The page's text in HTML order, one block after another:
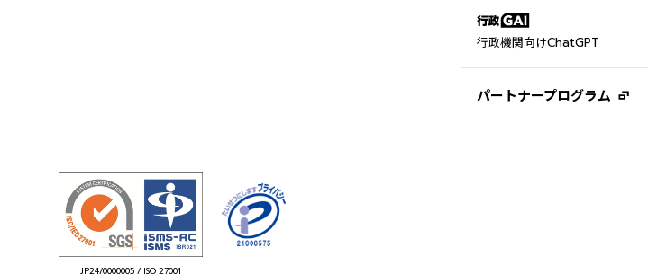
行政機関向けChatGPT
パートナープログラム
JP24/0000005 / ISO 27001